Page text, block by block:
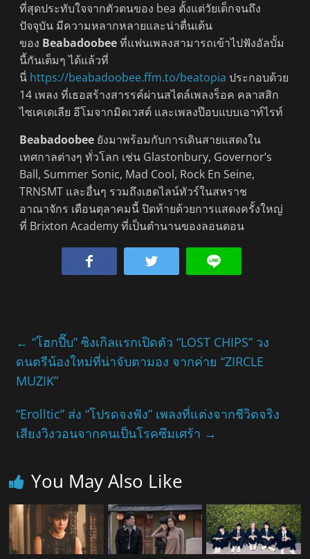
ที่สุดประทับใจจากตัวตนของ bea ตั้งแต่วัยเด็กจนถึง
ปัจจุบัน มีความหลากหลายและน่าตื่นเต้น
ของ Beabadoobeeที่แฟนเพลงสามารถเข้าไปฟังอัลบั้ม
นี้กันเต็มๆ ได้แล้วที่
นี่ https://beabadoobee.ffm.to/beatopia ประกอบด้วย
14 เพลง ที่เธอสร้างสารรค์ผ่านสไตล์เพลงร็อค คลาสสิก
ไซเคเดเลีย อีโมจากมิดเวสต์ และเพลงป๊อบแบบเอาท์ไรท์
Beabadoobee ยังมาพร้อมกับการเดินสายแสดงใน
เทศกาลต่างๆ ทั่วโลก เช่น Glastonbury, Governor’s
Ball, Summer Sonic, Mad Cool, Rock En Seine,
TRNSMT และอื่นๆ รวมถึงเฮดไลน์ทัวร์ในสหราช
อาณาจักร เดือนตุลาคมนี้ ปิดท้ายด้วยการแสดงครั้งใหญ่
ที่ Brixton Academy ที่เป็นตำนานของลอนดอน
← “โฮกปี๊บ” ซิงเกิลแรกเปิดตัว “LOST CHIPS” วง
ดนตรีน้องใหม่ที่น่าจับตามอง จากค่าย “ZIRCLE
MUZIK”
“Erolltic” ส่ง “โปรดจงฟัง” เพลงที่แต่งจากชีวิตจริง
เสียงวิงวอนจากคนเป็นโรคซึมเศร้า →
You May Also Like